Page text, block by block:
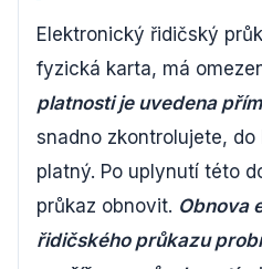
Elektronický řidičský
fyzická karta, má
platnosti je uvedena
snadno zkontrolujete,
platný. Po uplynutí této
průkaz obnovit. Obnova
řidičského průkazu